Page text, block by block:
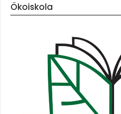
Ökoiskola